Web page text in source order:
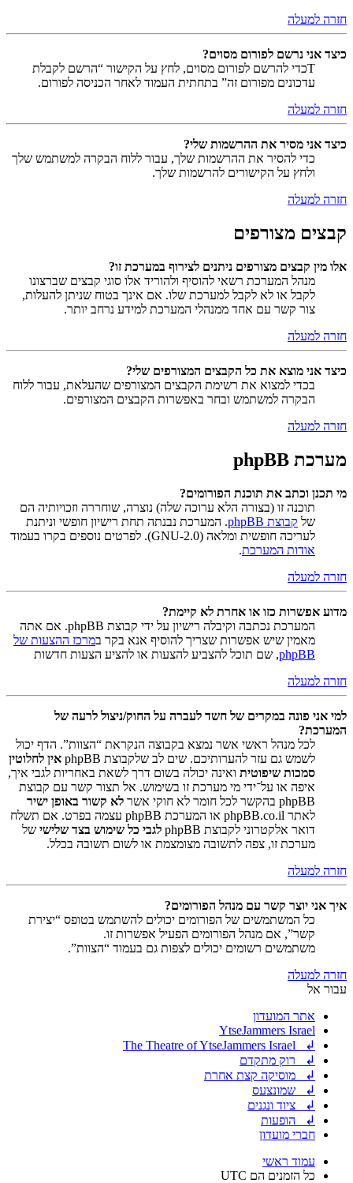
חזרה למעלה
כיצד אני נרשם לפורום מסוים?
Tכדי להרשם לפורום מסוים, לחץ על הקישור “הרשם לקבלת
עדכונים מפורום זה” בתחתית העמוד לאחר הכניסה לפורום.
חזרה למעלה
כיצד אני מסיר את ההרשמות שלי?
כדי להסיר את ההרשמות שלך, עבור ללוח הבקרה למשתמש שלך
ולחץ על הקישורים להרשמות שלך.
חזרה למעלה
קבצים מצורפים
אלו מין קבצים מצורפים ניתנים לצירוף במערכת זו?
מנהל המערכת רשאי להוסיף ולהוריד אלו סוגי קבצים שברצונו
לקבל או לא לקבל למערכת שלו. אם אינך בטוח שניתן להעלות,
צור קשר עם אחד ממנהלי המערכת למידע נרחב יותר.
חזרה למעלה
כיצד אני מוצא את כל הקבצים המצורפים שלי?
בכדי למצוא את רשימת הקבצים המצורפים שהעלאת, עבור ללוח
הבקרה למשתמש ובחר באפשרות הקבצים המצורפים.
חזרה למעלה
מערכת phpBB
מי תכנן וכתב את תוכנת הפורומים?
תוכנה זו (בצורה הלא ערוכה שלה) נוצרה, שוחררה וזכויותיה הם
של קבוצת phpBB
. המערכת נבנתה תחת רישיון חופשי וניתנת
לעריכה חופשית ומלאה (GNU-2.0). לפרטים נוספים בקרו בעמוד
אודות המערכת.
חזרה למעלה
מדוע אפשרות כזו או אחרת לא קיימת?
המערכת נכתבה וקיבלה רישיון על ידי קבוצת phpBB. אם אתה
מאמין שיש אפשרות שצריך להוסיף אנא בקר במרכז ההצעות של
phpBB, שם תוכל להצביע להצעות או להציע הצעות חדשות
חזרה למעלה
למי אני פונה במקרים של חשד לעברה על החוק/ניצול לרעה של
המערכת?
לכל מנהל ראשי אשר נמצא בקבוצה הנקראת “הצוות”. הדף יכול
לשמש גם עזר להערותיכם. שים לב שלקבוצת phpBB
אין לחלוטין
סמכות שיפוטית ואינה יכולה בשום דרך לשאת באחריות לגבי איך,
איפה או על־ידי מי מערכת זו בשימוש. אל תצור קשר עם קבוצת
phpBB בהקשר לכל חומר לא חוקי אשר
לא קשור באופן ישיר
לאתר phpBB.co.il או המערכת phpBB עצמה בפרט. אם תשלח
דואר אלקטרוני לקבוצת phpBB
לגבי כל שימוש בצד שלישי של
מערכת זו, צפה לתשובה מצומצמת או לשום תשובה בכלל.
חזרה למעלה
איך אני יוצר קשר עם מנהל הפורומים?
כל המשתמשים של הפורומים יכולים להשתמש בטופס “יצירת
קשר”, אם מנהל הפורומים הפעיל אפשרות זו.
משתמשים רשומים יכולים לצפות גם בעמוד “הצוות”.
חזרה למעלה
עבור אל
אתר המועדון
YtseJammers Israel
↲ The Theatre of YtseJammers Israel
↲ רוק מתקדם
↲ מוסיקה קצת אחרת
↲ שמונצעס
↲ ציוד ונגנים
↲ הופעות
חברי מועדון
עמוד ראשי
כל הזמנים הם UTC